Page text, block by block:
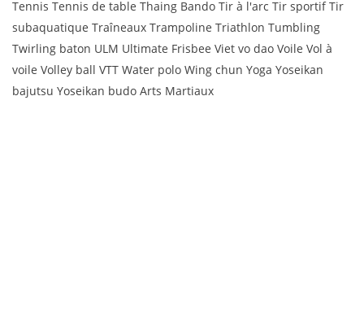
Tennis Tennis de table Thaing Bando Tir à l'arc Tir sportif Tir
subaquatique Traîneaux Trampoline Triathlon Tumbling
Twirling baton ULM Ultimate Frisbee Viet vo dao Voile Vol à
voile Volley ball VTT Water polo Wing chun Yoga Yoseikan
bajutsu Yoseikan budo Arts Martiaux